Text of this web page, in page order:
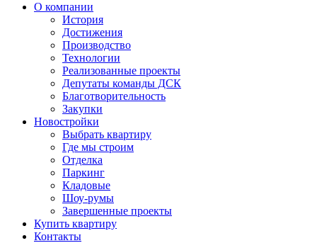
О компании
История
Достижения
Производство
Технологии
Реализованные проекты
Депутаты команды ДСК
Благотворительность
Закупки
Новостройки
Выбрать квартиру
Где мы строим
Отделка
Паркинг
Кладовые
Шоу-румы
Завершенные проекты
Купить квартиру
Контакты